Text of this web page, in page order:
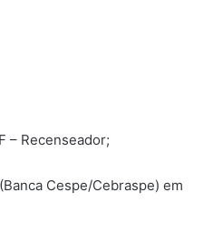
– Recenseador;
Cespe/Cebraspe) em